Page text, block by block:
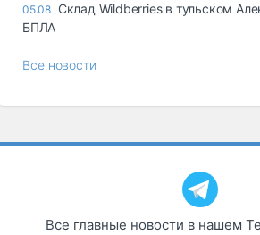
05.08 Склад Wildberries в тульском
БПЛА
Все новости
Все главные новости в нашем